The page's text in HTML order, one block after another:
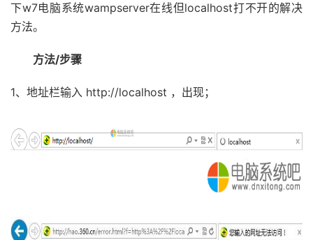
下w7电脑系统wampserver在线但localhost打不开的解决
方法。
方法/步骤
1、地址栏输入 http://localhost ，出现；